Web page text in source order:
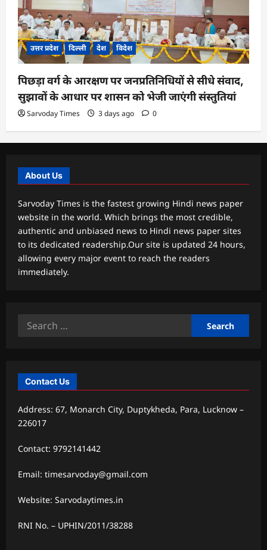
उत्तर प्रदेश दिल्ली देश विदेश
पिछड़ा वर्ग के आरक्षण पर जनप्रतिनिधियों से सीधे संवाद,
सुझावों के आधार पर शासन को भेजी जाएंगी संस्तुतियां
Sarvoday Times 3 days ago 0
About Us
Sarvoday Times is the fastest growing Hindi news paper
website in the world. Which brings the most credible,
authentic and unbiased news to Hindi news paper sites
to its dedicated readership.Our site is updated 24 hours,
allowing every major event to reach the readers
immediately.
Search
Contact Us
Address: 67, Monarch City, Duptykheda, Para, Lucknow –
226017
Contact: 9792141442
Email: timesarvoday@gmail.com
Website: Sarvodaytimes.in
RNI No. – UPHIN/2011/38288